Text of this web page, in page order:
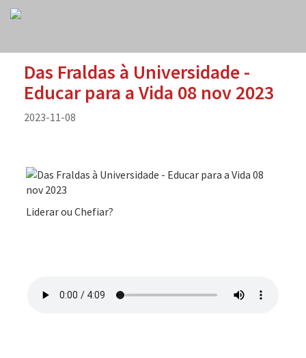
Das Fraldas à Universidade -
Educar para a Vida 08 nov 2023
2023-11-08
Liderar ou Chefiar?